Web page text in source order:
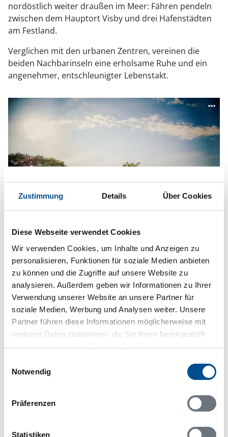
Zustimmung Details Über Cookies
Diese Webseite verwendet Cookies
Wir verwenden Cookies, um Inhalte und Anzeigen zu
personalisieren, Funktionen für soziale Medien anbieten
zu können und die Zugriffe auf unsere Website zu
analysieren. Außerdem geben wir Informationen zu Ihrer
Verwendung unserer Website an unsere Partner für
soziale Medien, Werbung und Analysen weiter. Unsere
Partner führen diese Informationen möglicherweise mit
weiteren Daten zusammen, die Sie ihnen bereitgestellt
haben oder die sie im Rahmen Ihrer Nutzung der Dienste
Notwendig
Präferenzen
Statistiken
nordöstlich weiter draußen im Meer: Fähren pendeln
zwischen dem Hauptort Visby und drei Hafenstädten
am Festland.
Verglichen mit den urbanen Zentren, vereinen die
beiden Nachbarinseln eine erholsame Ruhe und ein
angenehmer, entschleunigter Lebenstakt.
Fårö Insel
Insel Gotland
Gotland hat viele eingeschworene Fans. Das liegt teils
an den tollen Stränden, die fast ein Sechstel der
Küstenlinie ausmachen, teils an dem beschaulich-
besinnlichen Flair, das vielerorts zu spüren ist.
Letzteres gilt auch für die Inselhauptstadt Visby an der
dem Festland zugewandten Westküste, deren
bewahrte Stadtmauer – als Wahrzeichen – dafür
sorgten, dass die ehemalige Hansestadt zum UNESCO-
Weltkulturerbe zählt. Visbys Golfplatz genießt einen
exzellenten Ruf, während sich das flache Terrain
Der verbreitete Kalkstein wurde entlang der Küste